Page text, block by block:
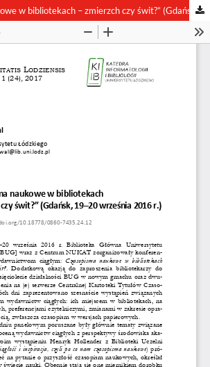
„Czasopisma naukowe w bibliotekach – zmierzch czy świt?” (Gdańsk, 19–20 września 2016 r.)